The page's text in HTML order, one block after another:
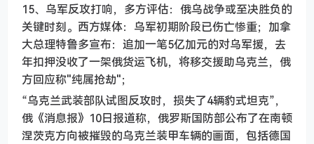
15、乌军反攻打响，多方评估：俄乌战争或至决胜负的
关键时刻。西方媒体：乌军初期阶段已伤亡惨重；加拿
大总理特鲁多宣布：追加一笔5亿加元的对乌军援，去
年扣押没收了一架俄货运飞机，将移交援助乌克兰，俄
方回应称"纯属抢劫"；
“乌克兰武装部队试图反攻时，损失了4辆豹式坦克”，
俄《消息报》10日报道称，俄罗斯国防部公布了在南顿
涅茨克方向被摧毁的乌克兰装甲车辆的画面，包括德国